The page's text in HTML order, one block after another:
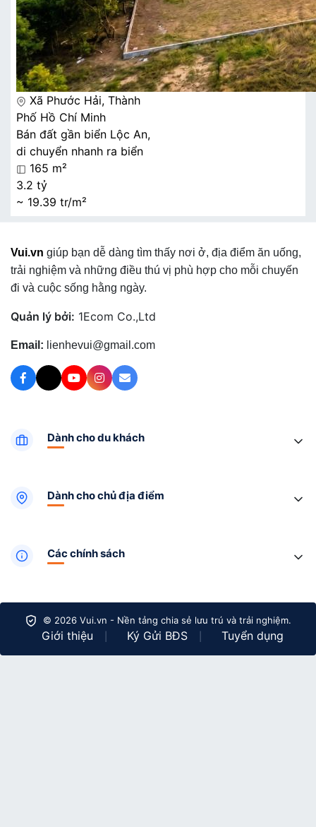
Xã Phước Hải, Thành
Phố Hồ Chí Minh
Bán đất gần biển Lộc An,
di chuyển nhanh ra biển
165 m²
3.2 tỷ
~ 19.39 tr/m²
Vui.vn giúp bạn dễ dàng tìm thấy nơi ở, địa điểm ăn uống,
trải nghiệm và những điều thú vị phù hợp cho mỗi chuyến
đi và cuộc sống hằng ngày.
Quản lý bởi: 1Ecom Co.,Ltd
Email: lienhevui@gmail.com
Dành cho du khách
Dành cho chủ địa điểm
Các chính sách
© 2026 Vui.vn - Nền tảng chia sẻ lưu trú và trải nghiệm.
Giới thiệu Ký Gửi BĐS Tuyển dụng